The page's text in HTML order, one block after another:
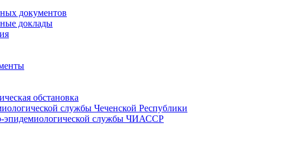
документов
доклады
обстановка
службы Чеченской Республики
эпидемиологической службы ЧИАССР